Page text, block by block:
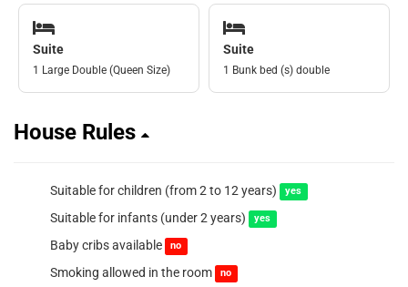
Suite
1 Large Double (Queen Size)
Suite
1 Bunk bed (s) double
House Rules
Suitable for children (from 2 to 12 years) yes
Suitable for infants (under 2 years) yes
Baby cribs available no
Smoking allowed in the room no